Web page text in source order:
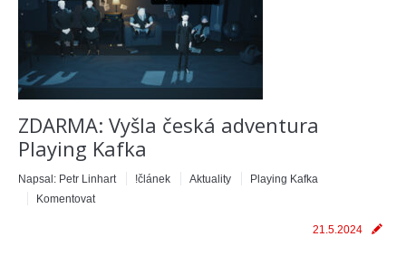
ZDARMA: Vyšla česká adventura
Playing Kafka
Napsal: Petr Linhart !článek Aktuality
Playing Kafka
Komentovat
21.5.2024